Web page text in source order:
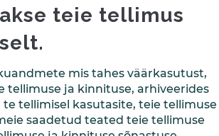
teie tellimus
mis tahes väärkasutust,
tellimuse ja kinnituse, arhiveerides
te tellimisel kasutasite, teie tellimuse
saadetud teated teie tellimuse